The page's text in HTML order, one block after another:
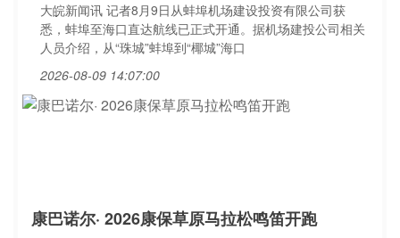
大皖新闻讯 记者8月9日从蚌埠机场建设投资有限公司获
悉，蚌埠至海口直达航线已正式开通。据机场建投公司相关
人员介绍，从“珠城”蚌埠到“椰城”海口
2026-08-09 14:07:00
康巴诺尔· 2026康保草原马拉松鸣笛开跑